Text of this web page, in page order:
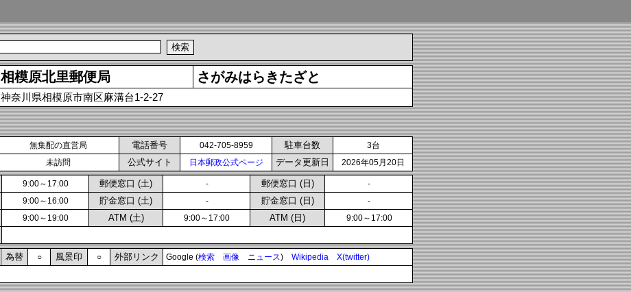
相模原北里郵便局 さがみはらきたざと
神奈川県相模原市南区麻溝台1-2-27
無集配の直営局 電話番号 042-705-8959 駐車台数 3台
未訪問 公式サイト 日本郵政公式ページ データ更新日 2026年05月20日
9:00～17:00 郵便窓口 (土) - 郵便窓口 (日) -
9:00～16:00 貯金窓口 (土) - 貯金窓口 (日) -
9:00～19:00 ATM (土) 9:00～17:00 ATM (日) 9:00～17:00
為替 ○ 風景印 ○ 外部リンク Google (検索 画像 ニュース) Wikipedia X(twitter)